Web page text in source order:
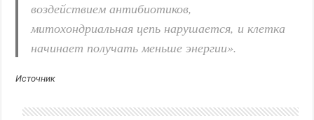
воздействием антибиотиков,
митохондриальная цепь нарушается, и клетка
начинает получать меньше энергии».
Источник